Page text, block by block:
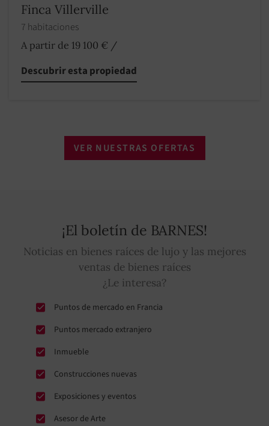
Finca Villerville
7 habitaciones
A partir de 19 100 € /
Descubrir esta propiedad
VER NUESTRAS OFERTAS
¡El boletín de BARNES!
Noticias en bienes raíces de lujo y las mejores
ventas de bienes raíces
¿Le interesa?
Puntos de mercado en Francia
Puntos mercado extranjero
Inmueble
Construcciones nuevas
Exposiciones y eventos
Asesor de Arte